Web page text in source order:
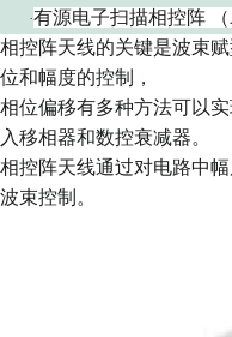
·有源电子扫描相控阵 （
相控阵天线的关键是波束
位和幅度的控制，
相位偏移有多种方法可以实
入移相器和数控衰减器。
相控阵天线通过对电路中
波束控制。